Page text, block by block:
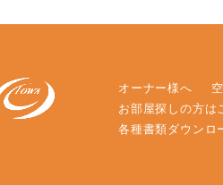
オーナー様へ
お部屋探しの方は
各種書類ダウンロ